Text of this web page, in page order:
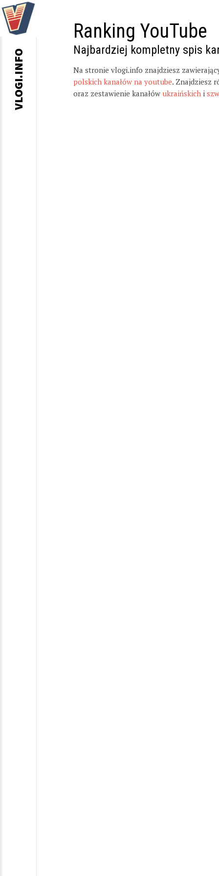
Ranking YouTube
Najbardziej kompletny spis
Na stronie vlogi.info znajdziesz
polskich kanałów na youtube. Znajdziesz
oraz zestawienie kanałów ukraińskich i
VLOGI.INFO